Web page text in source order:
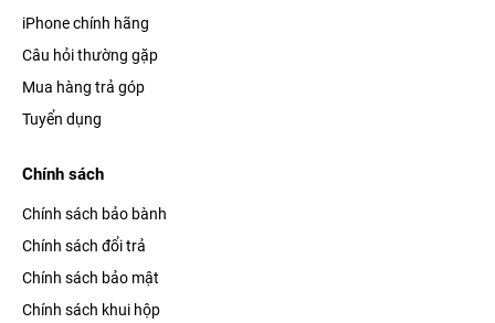
♦Dịch thuật trực tiếp
lịch nước ngoài.
♦Cử chỉ tay thông minh
khiển nhanh, không cần chạm màn hình.
iPhone chính hãng
Câu hỏi thường gặp
Mua hàng trả góp
Tuyển dụng
Chính sách
Chính sách bảo bành
Chính sách đổi trả
Chính sách bảo mật
Chính sách khui hộp